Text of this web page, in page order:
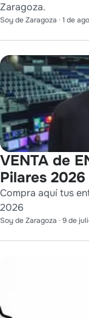
Zaragoza.
Soy de Zaragoza · 1 de
VENTA de
Pilares 2026
Compra aquí tus
2026
Soy de Zaragoza · 9 de